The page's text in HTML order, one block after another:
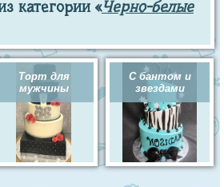
категории «Черно-белые
Торт для
мужчины
С бантом и
звездами